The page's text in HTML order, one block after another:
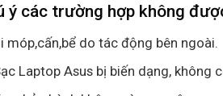
ý các trường hợp không
móp,cấn,bể do tác động bên ngoài.
Laptop Asus bị biến dạng, không